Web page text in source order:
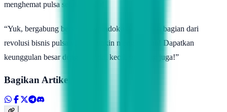
menghemat pulsa selular Anda!
“Yuk, bergabung bersama Topindoku dan jadilah bagian dari
revolusi bisnis pulsa yang semakin menggiurkan! Dapatkan
keunggulan besar dengan modal kecil, sekarang juga!”
Bagikan Artikel